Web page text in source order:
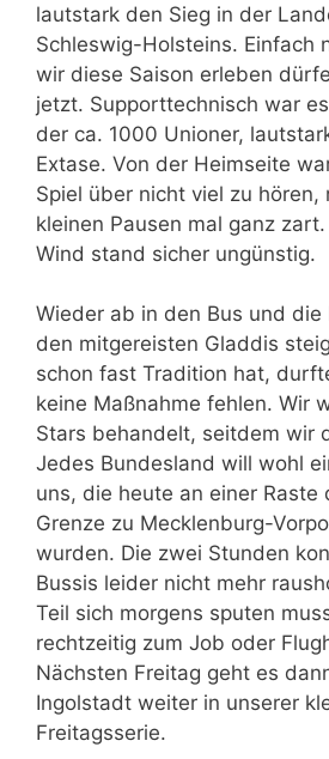
lautstark den Sieg in der
Schleswig-Holsteins. Einfach
wir diese Saison erleben
jetzt. Supporttechnisch war
der ca. 1000 Unioner,
Extase. Von der Heimseite
Spiel über nicht viel zu hören,
kleinen Pausen mal ganz
Wind stand sicher ungünstig.
Wieder ab in den Bus und
den mitgereisten Gladdis
schon fast Tradition hat,
keine Maßnahme fehlen. Wir
Stars behandelt, seitdem wir
Jedes Bundesland will wohl
uns, die heute an einer Raste
Grenze zu Mecklenburg-
wurden. Die zwei Stunden
Bussis leider nicht mehr
Teil sich morgens sputen
rechtzeitig zum Job oder
Nächsten Freitag geht es
Ingolstadt weiter in unserer
Freitagsserie.